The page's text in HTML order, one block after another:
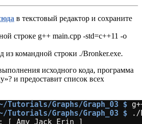
в текстовый редактор и сохраните
строке g++ main.cpp -std=c++11 -o
из командной строки ./Bronker.exe.
исходного кода, программа
и предоставит список всех